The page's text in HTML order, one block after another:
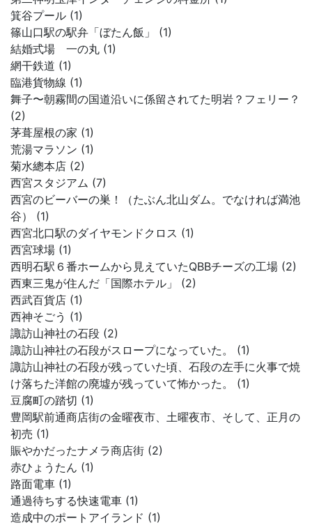
箕谷プール (1)
篠山口駅の駅弁「ぼたん飯」 (1)
結婚式場 一の丸 (1)
網干鉄道 (1)
臨港貨物線 (1)
舞子〜朝霧間の国道沿いに係留されてた明岩？フェリー？
(2)
茅葺屋根の家 (1)
荒湯マラソン (1)
菊水總本店 (2)
西宮スタジアム (7)
西宮のビーバーの巣！（たぶん北山ダム。でなければ満池
谷） (1)
西宮北口駅のダイヤモンドクロス (1)
西宮球場 (1)
西明石駅６番ホームから見えていたQBBチーズの工場 (2)
西東三鬼が住んだ「国際ホテル」 (2)
西武百貨店 (1)
西神そごう (1)
諏訪山神社の石段 (2)
諏訪山神社の石段がスロープになっていた。 (1)
諏訪山神社の石段が残っていた頃、石段の左手に火事で焼
け落ちた洋館の廃墟が残っていて怖かった。 (1)
豆腐町の踏切 (1)
豊岡駅前通商店街の金曜夜市、土曜夜市、そして、正月の
初売 (1)
賑やかだったナメラ商店街 (2)
赤ひょうたん (1)
路面電車 (1)
通過待ちする快速電車 (1)
造成中のポートアイランド (1)